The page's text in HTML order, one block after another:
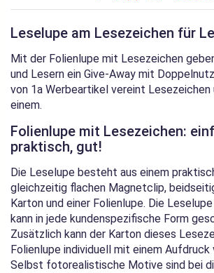
Leselupe am Lesezeichen für
Mit der Folienlupe mit Lesezeichen
und Lesern ein Give-Away mit
von 1a Werbeartikel vereint Lesezeichen
einem.
Folienlupe mit Lesezeichen:
praktisch, gut!
Die Leselupe besteht aus einem
gleichzeitig flachen Magnetclip,
Karton und einer Folienlupe. Die
kann in jede kundenspezifische Form
Zusätzlich kann der Karton dieses
Folienlupe individuell mit einem
Selbst fotorealistische Motive sind bei